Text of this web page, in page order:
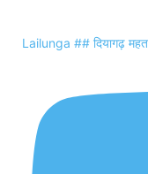
Lailunga ## दियागढ़